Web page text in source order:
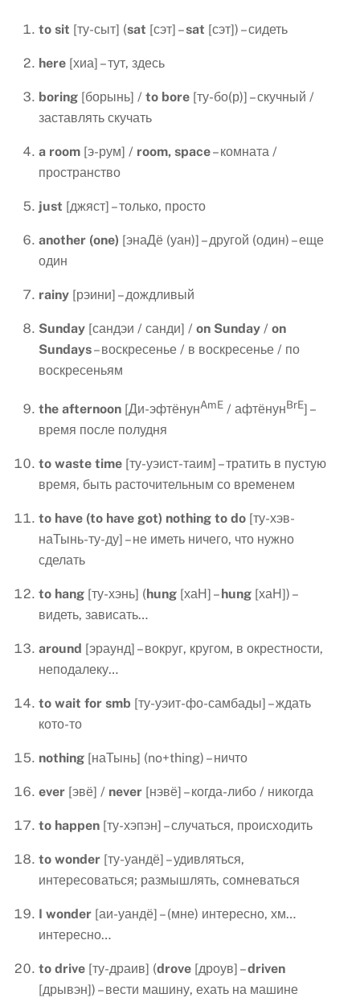
to sit [ту-сыт] (sat [сэт] –sat [сэт]) – сидеть
here [хиа] – тут, здесь
boring [борынь] / to bore [ту-бо(р)] – скучный /
заставлять скучать
a room [э-рум] / room, space– комната /
пространство
just [джяст] – только, просто
another (one) [энаДё (уан)] – другой (один) – еще
один
rainy [рэини] – дождливый
Sunday [сандэи / санди] / on Sunday / on
Sundays– воскресенье / в воскресенье / по
воскресеньям
the afternoon [Ди-эфтёнунAmE / афтёнунBrE] –
время после полудня
to waste time [ту-уэист-таим] – тратить в пустую
время, быть расточительным со временем
to have (to have got) nothing to do [ту-хэв-
наТынь-ту-ду] – не иметь ничего, что нужно
сделать
to hang [ту-хэнь] (hung [хаН] –hung [хаН]) –
видеть, зависать…
around [эраунд] – вокруг, кругом, в окрестности,
неподалеку…
to wait for smb [ту-уэит-фо-самбады] – ждать
кото-то
nothing [наТынь] (no+thing) – ничто
ever [эвё] / never [нэвё] – когда-либо / никогда
to happen [ту-хэпэн] – случаться, происходить
to wonder [ту-уандё] – удивляться,
интересоваться; размышлять, сомневаться
I wonder [аи-уандё] – (мне) интересно, хм…
интересно…
to drive [ту-драив] (drove [дроув] –driven
[дрывэн]) – вести машину, ехать на машине